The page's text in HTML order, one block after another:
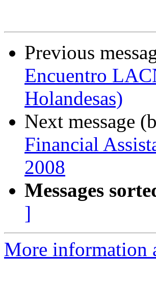
Previous
Encuentro
Holandesas)
Next message
Financial
2008
Messages
]
More information